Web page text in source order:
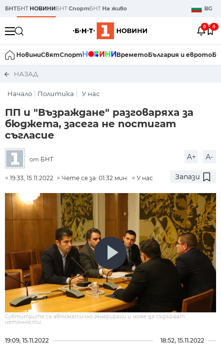
БНТБНТ НОВИНИБНТСпортБНТ На живо BG
0 0
НовиниСвятСпорт ВреметоБългария и еврото
НАЗАД
Начало Политика У нас
ПП и "Възраждане" разговаряха за
бюджета, засега не постигат
съгласие
от БНТ A+ A-
19:33, 15.11.2022 Чете се за: 01:32 мин. У нас Запази
Субтитрите са автоматично генерирани и може да съдържат
неточности.
19:09, 15.11.2022 18:52, 15.11.2022